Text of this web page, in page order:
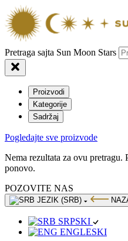
Pretraga sajta Sun Moon Stars
Proizvodi
Kategorije
Sadržaj
Pogledajte sve proizvode
Nema rezultata za ovu pretragu.
ponovo.
POZOVITE NAS
JEZIK (SRB)
SRPSKI
ENGLESKI